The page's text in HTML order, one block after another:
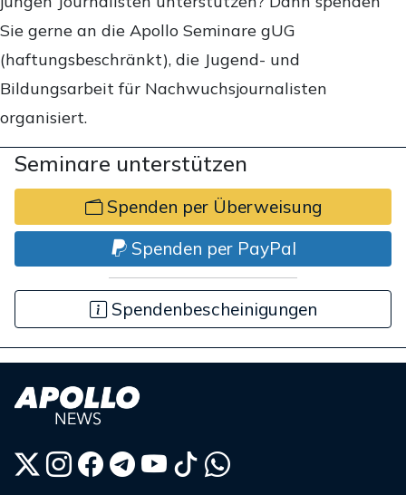
Sie gerne an die Apollo Seminare gUG
(haftungsbeschränkt), die Jugend- und
Bildungsarbeit für Nachwuchsjournalisten
organisiert.
Seminare unterstützen
Spenden per Überweisung
Spenden per PayPal
Spendenbescheinigungen